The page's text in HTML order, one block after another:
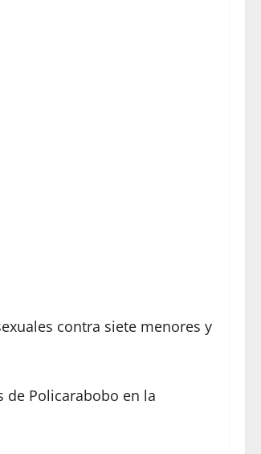
contra siete menores y
de Policarabobo en la